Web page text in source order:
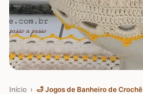
Início › 🛁 Jogos de Banheiro de Crochê